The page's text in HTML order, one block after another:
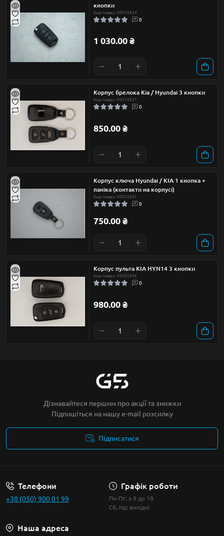
кнопки
Код товару: 00010824
0
1 030.00 ₴
Корпус брелока Kia / Hyundai 3 кнопки
Код товару: 00010821
0
850.00 ₴
Корпус ключа Hyundai / KIA 1 кнопка +
паніка (контакти на корпусі)
Код товару: 00022081
0
750.00 ₴
Корпус пульта KIA HYN14 3 кнопки
Код товару: 00002906
0
980.00 ₴
Дізнавайтеся першим про акції та знижки
Підпишіться на нашу e-mail розсилку
Підписатися
Телефони
+38 (050) 900 01 99
Графік роботи
Пн-Пт: з 9 до 18
Сб, Нд: вихідні
Наша адреса